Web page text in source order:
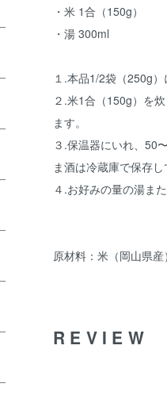
・米 1合（150g）
・湯 300ml
１.本品1/2袋（250g
２.米1合（150g）を
ます。
３.保温器にいれ、50
ま酒は冷蔵庫で保存し
４.お好みの量の湯ま
原材料：米（岡山県産）
REVIEW